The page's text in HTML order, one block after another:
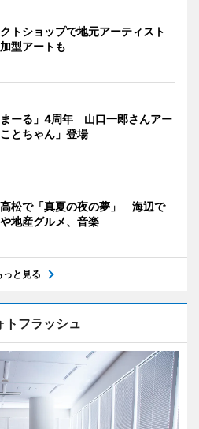
トショップで地元アーティスト
型アートも
ーる」4周年 山口一郎さんアー
とちゃん」登場
松で「真夏の夜の夢」 海辺で
地産グルメ、音楽
っと見る
トフラッシュ